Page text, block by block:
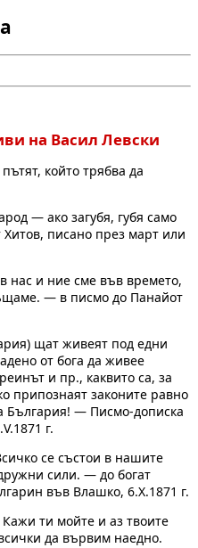
на Васил Левски
който трябва да
— ако загубя, губя само
писано през март или
нас и ние сме във времето,
— в писмо до Панайот
щат живеят под едни
от бога да живее
и пр., каквито са, за
припознаят законите равно
България! — Писмо-дописка
г.
се състои в нашите
сили. — до богат
във Влашко, 6.X.1871 г.
ти мойте и аз твоите
да вървим наедно.